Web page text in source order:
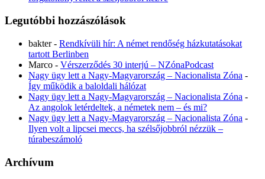
Legutóbbi hozzászólások
bakter- Rendkívüli hír: A német rendőség házkutatásokat
tartott Berlinben
Marco - Vérszerződés 30 interjú – NZónaPodcast
Nagy ügy lett a Nagy-Magyarország – Nacionalista Zóna -
Így működik a baloldali hálózat
Nagy ügy lett a Nagy-Magyarország – Nacionalista Zóna -
Az angolok letérdeltek, a németek nem – és mi?
Nagy ügy lett a Nagy-Magyarország – Nacionalista Zóna -
Ilyen volt a lipcsei meccs, ha szélsőjobbról nézzük –
túrabeszámoló
Archívum